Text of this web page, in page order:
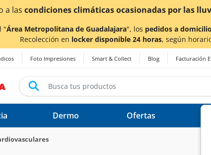
climáticas ocasionadas por las lluvias,los tiempos
"Área Metropolitana de Guadalajara", los pedidos a domicilio
Recolección en locker disponible 24 horas, según
Foto Impresiones Smart & Collect Blog Facturación
Dermo Ofertas